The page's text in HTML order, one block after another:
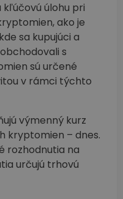
úlohu pri
ako je
sa kupujúci a
s
sú určené
v rámci týchto
výmenný kurz
kryptomien – dnes.
rozhodnutia na
určujú trhovú